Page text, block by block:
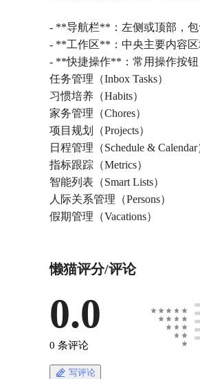
- **导航栏**：左侧或顶部，
- **工作区**：中央主要内容
- **快捷操作**：常用操作按钮
任务管理（Inbox Tasks）
习惯培养（Habits）
家务管理（Chores）
项目规划（Projects）
日程管理（Schedule & Calendar
指标跟踪（Metrics）
智能列表（Smart Lists）
人际关系管理（Persons）
假期管理（Vacations）
懒猫评分/评论
0.0
0 条评论
写评论